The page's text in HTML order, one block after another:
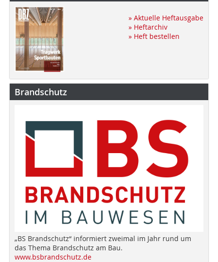
» Aktuelle Heftausgabe
» Heftarchiv
» Heft bestellen
Brandschutz
„BS Brandschutz“ informiert zweimal im Jahr rund um
das Thema Brandschutz am Bau.
www.bsbrandschutz.de